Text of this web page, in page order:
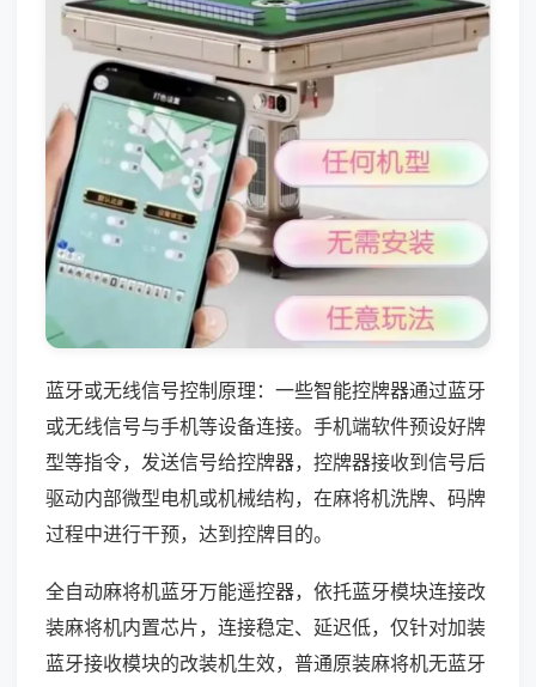
蓝牙或无线信号控制原理：一些智能控牌器通过蓝牙
或无线信号与手机等设备连接。手机端软件预设好牌
型等指令，发送信号给控牌器，控牌器接收到信号后
驱动内部微型电机或机械结构，在麻将机洗牌、码牌
过程中进行干预，达到控牌目的。
全自动麻将机蓝牙万能遥控器，依托蓝牙模块连接改
装麻将机内置芯片，连接稳定、延迟低，仅针对加装
蓝牙接收模块的改装机生效，普通原装麻将机无蓝牙